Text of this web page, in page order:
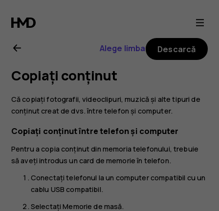
Ghid
de
utilizare
pentru
Nokia
3310
3G
Alege limba Descarcă
Copiați conținut
Că copiați fotografii, videoclipuri, muzică și alte tipuri de
conținut creat de dvs. între telefon și computer.
Copiați conținut între telefon și computer
Pentru a copia conținut din memoria telefonului, trebuie
să aveți introdus un card de memorie în telefon.
Conectați telefonul la un computer compatibil cu un
cablu USB compatibil.
SelectațiMemorie de masă.